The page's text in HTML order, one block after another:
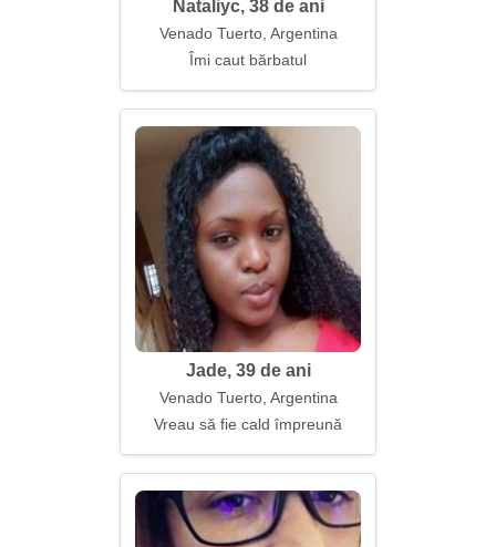
Nataliyc, 38 de ani
Venado Tuerto, Argentina
Îmi caut bărbatul
Jade, 39 de ani
Venado Tuerto, Argentina
Vreau să fie cald împreună